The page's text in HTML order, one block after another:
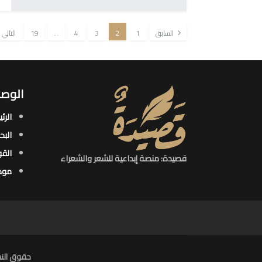
السابق 1
2
3
4
…
19 التالي
قصيدة: منصة إبداعية للشعر والشعراء
حقوق